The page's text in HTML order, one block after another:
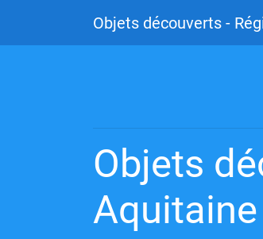
Objets découverts -
Objets
Aquitaine